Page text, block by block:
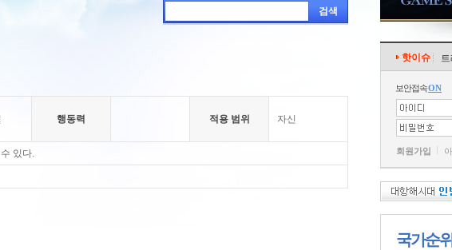
검색
행동력 적용 범위 자신
있다.
핫이슈
보안접속ON
회원가입
국가순위